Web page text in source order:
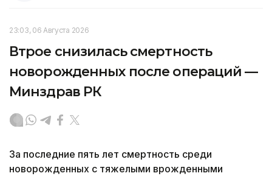
23:03, 06 Августа 2026
Втрое снизилась смертность
новорожденных после операций —
Минздрав РК
За последние пять лет смертность среди
новорожденных с тяжелыми врожденными